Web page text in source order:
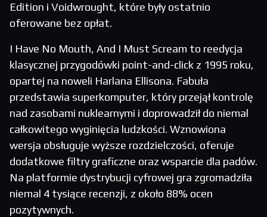
Edition i Voidwrought, które były ostatnio
oferowane bez opłat.
I Have No Mouth, And I Must Scream to reedycja
klasycznej przygodówki point-and-click z 1995 roku,
opartej na noweli Harlana Ellisona. Fabuła
przedstawia superkomputer, który przejął kontrolę
nad zasobami nuklearnymi i doprowadził do niemal
całkowitego wyginięcia ludzkości. Wznowiona
wersja obsługuje wyższe rozdzielczości, oferuje
dodatkowe filtry graficzne oraz wsparcie dla padów.
Na platformie dystrybucji cyfrowej gra zgromadziła
niemal 4 tysiące recenzji, z około 88% ocen
pozytywnych.